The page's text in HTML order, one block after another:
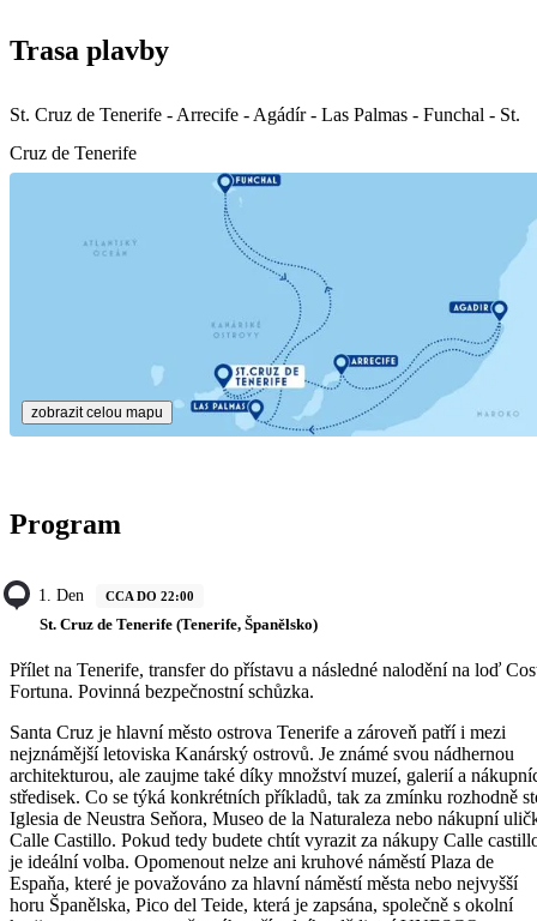
Trasa plavby
St. Cruz de Tenerife - Arrecife - Agádír - Las Palmas - Funchal - St.
Cruz de Tenerife
zobrazit celou mapu
Program
1. Den CCA DO 22:00
St. Cruz de Tenerife (Tenerife, Španělsko)
Přílet na Tenerife, transfer do přístavu a následné nalodění na loď
Fortuna. Povinná bezpečnostní schůzka.
Santa Cruz je hlavní město ostrova Tenerife a zároveň patří i mezi
nejznámější letoviska Kanárský ostrovů. Je známé svou nádhernou
architekturou, ale zaujme také díky množství muzeí, galerií a
středisek. Co se týká konkrétních příkladů, tak za zmínku rozhodně
Iglesia de Neustra Seňora, Museo de la Naturaleza nebo nákupní
Calle Castillo. Pokud tedy budete chtít vyrazit za nákupy Calle
je ideální volba. Opomenout nelze ani kruhové náměstí Plaza de
Espaňa, které je považováno za hlavní náměstí města nebo nejvyšší
horu Španělska, Pico del Teide, která je zapsána, společně s okolní